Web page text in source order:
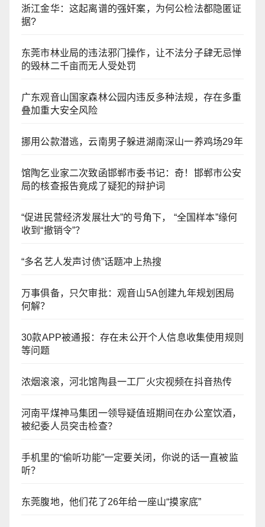
浙江金华：​这起离谱的强奸案，为何公检法都隐匿证
据?
东莞市林业局的违法邪门操作，让不法分子肆无忌惮
的毁林二千亩而无人受处罚
广东观音山国家森林公园内违反多种法规，存在多重
叠加重大安全风险
挪用公款潜逃，云南男子躲进湖南深山一养鸡场29年
馆陶乞业家二次致函邯郸市委书记：奇！邯郸市公安
局的核查报告竟成了疑犯的辩护词
“促进民营经济发展壮大”的号角下， “全国样本”缘何
收到“撤销令”？
“多名艺人发声讨债”话题冲上热搜
万事俱备，只欠审批：观音山5A创建九年规划困局
何解？
30款APP被通报：存在未公开个人信息收集使用规则
等问题
浓烟滚滚，河北馆陶县一工厂火灾视频在抖音热传
河南平煤神马集团一领导疑值班期间在办公室饮酒，
被纪委人员突击检查？
手机里的“偷听功能”一定要关闭，你说的话一直被监
听？
东莞腹地，他们花了26年给一座山“摸家底”